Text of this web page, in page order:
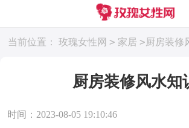
当前位置： 玫瑰女性网 > 家居 >厨房装修
厨房装修风水知
时间：2023-08-05 19:10:46